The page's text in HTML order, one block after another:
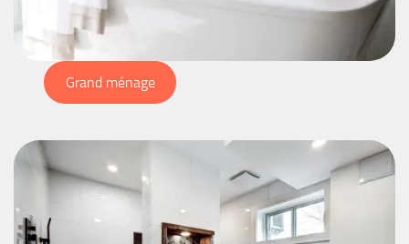
Grand ménage